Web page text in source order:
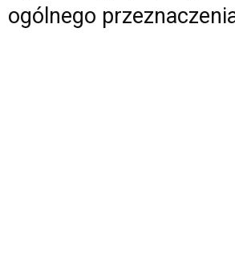
ogólnego